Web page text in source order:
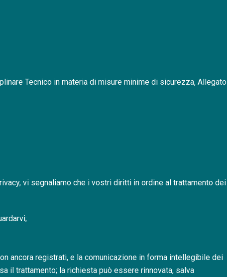
Tecnico in materia di misure minime di sicurezza, Allegato
vi segnaliamo che i vostri diritti in ordine al trattamento dei
ancora registrati, e la comunicazione in forma intellegibile dei
il trattamento; la richiesta può essere rinnovata, salva